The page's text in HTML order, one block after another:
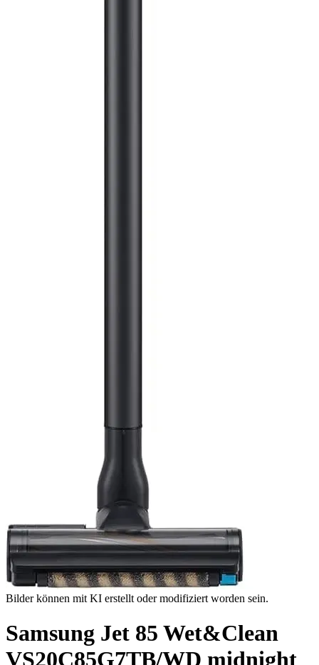
Bilder können mit KI erstellt oder modifiziert worden sein.
Samsung Jet 85 Wet&Clean
VS20C85G7TB/WD midnight